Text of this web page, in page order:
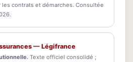
contrats et démarches. Consultée
— Légifrance
Texte officiel consolidé ;